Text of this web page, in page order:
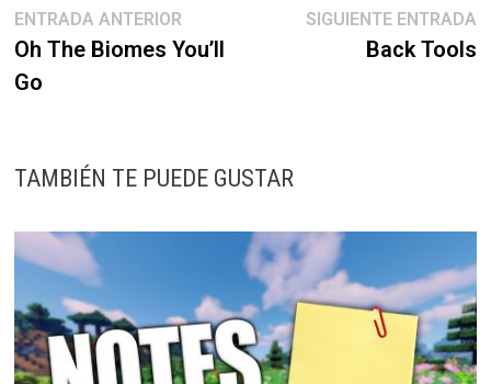
Navegación
de
ENTRADA ANTERIOREntrada
anterior:
Oh The Biomes You’ll
Go
SIGUIENTE ENTRADA
Back Tools
TAMBIÉN TE PUEDE GUSTAR